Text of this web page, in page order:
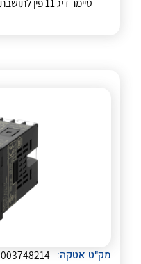
לכל מוצרי היצרן
מק"ט אטקה: 003748214